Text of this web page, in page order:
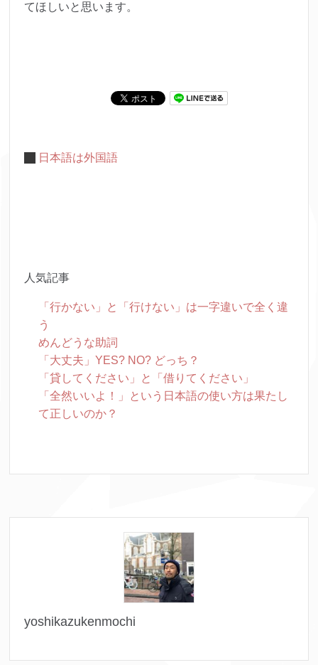
てほしいと思います。
日本語は外国語
人気記事
「行かない」と「行けない」は一字違いで全く違
う
めんどうな助詞
「大丈夫」YES? NO? どっち？
「貸してください」と「借りてください」
「全然いいよ！」という日本語の使い方は果たし
て正しいのか？
yoshikazukenmochi